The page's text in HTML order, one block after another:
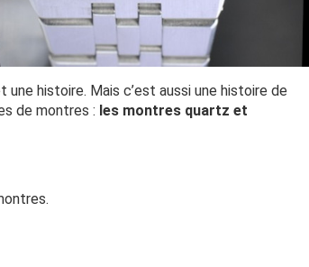
histoire. Mais c’est aussi une histoire de
de montres : les montres quartz et